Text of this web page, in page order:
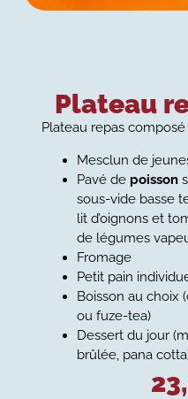
Plateau
Plateau repas composé
Mesclun de
Pavé de poisson
sous-vide basse
lit d’oignons et
de légumes
Fromage
Petit pain
Boisson au choix
ou fuze-tea)
Dessert du jour
brûlée, pana